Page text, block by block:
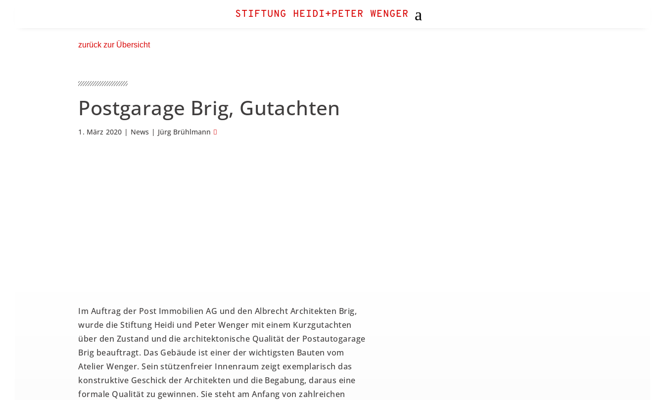
STIFTUNG HEIDI+PETER WENGER
zurück zur Übersicht
Postgarage Brig, Gutachten
1. März 2020 | News | Jürg Brühlmann
Im Auftrag der Post Immobilien AG und den Albrecht Architekten Brig,
wurde die Stiftung Heidi und Peter Wenger mit einem Kurzgutachten
über den Zustand und die architektonische Qualität der Postautogarage
Brig beauftragt. Das Gebäude ist einer der wichtigsten Bauten vom
Atelier Wenger. Sein stützenfreier Innenraum zeigt exemplarisch das
konstruktive Geschick der Architekten und die Begabung, daraus eine
formale Qualität zu gewinnen. Sie steht am Anfang von zahlreichen